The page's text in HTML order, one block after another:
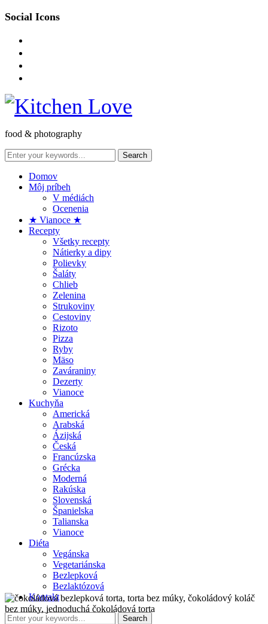
Social Icons
food & photography
Domov
Môj príbeh
V médiách
Ocenenia
★ Vianoce ★
Recepty
Všetky recepty
Nátierky a dipy
Polievky
Šaláty
Chlieb
Zelenina
Strukoviny
Cestoviny
Rizoto
Pizza
Ryby
Mäso
Zaváraniny
Dezerty
Vianoce
Kuchyňa
Americká
Arabská
Ázijská
Česká
Francúzska
Grécka
Moderná
Rakúska
Slovenská
Španielska
Talianska
Vianoce
Diéta
Vegánska
Vegetariánska
Bezlepková
Bezlaktózová
Kontakt